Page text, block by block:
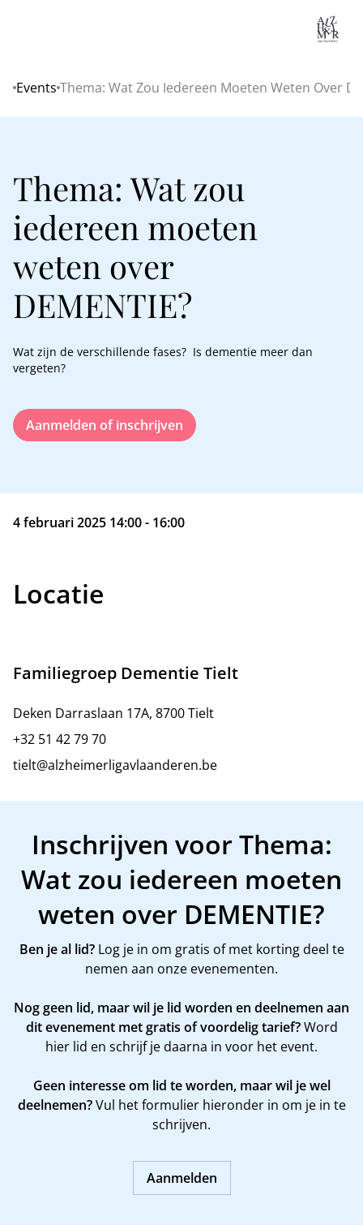
Home
Events Thema: Wat Zou Iedereen Moeten Weten Over
Thema: Wat zou
iedereen moeten
weten over
DEMENTIE?
Wat zijn de verschillende fases? Is dementie meer dan
vergeten?
Aanmelden of inschrijven
4 februari 2025 14:00 - 16:00
Locatie
Familiegroep Dementie Tielt
Deken Darraslaan 17A, 8700 Tielt
+32 51 42 79 70
tielt@alzheimerligavlaanderen.be
Inschrijven voor Thema:
Wat zou iedereen moeten
weten over DEMENTIE?
Ben je al lid?Log je in om gratis of met korting deel te
nemen aan onze evenementen.
Nog geen lid, maar wil je lid worden en deelnemen aan
dit evenement met gratis of voordelig tarief?Word
hier lid en schrijf je daarna in voor het event.
Geen interesse om lid te worden, maar wil je wel
deelnemen?Vul het formulier hieronder in om je in te
schrijven.
Aanmelden